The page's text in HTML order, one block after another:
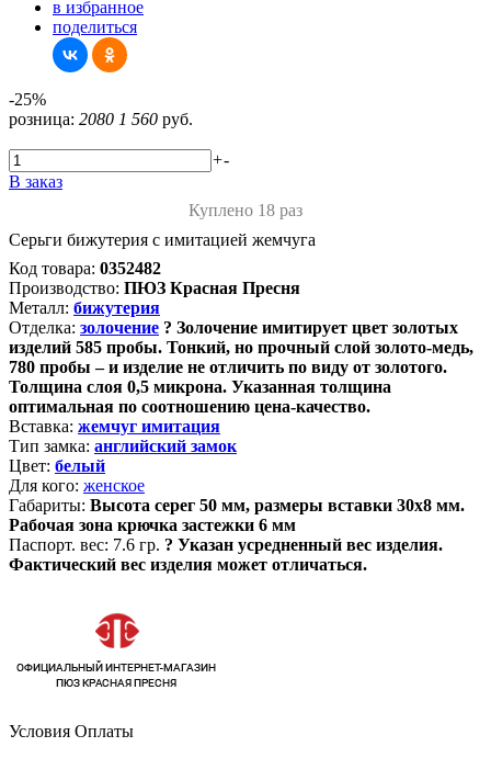
в избранное
поделиться
-25%
розница: 2080 1 560 руб.
+-
В заказ
Куплено 18 раз
Серьги бижутерия с имитацией жемчуга
Код товара: 0352482
Производство: ПЮЗ Красная Пресня
Металл: бижутерия
Отделка: золочение ? Золочение имитирует цвет золотых
изделий 585 пробы. Тонкий, но прочный слой золото-медь,
780 пробы – и изделие не отличить по виду от золотого.
Толщина слоя 0,5 микрона. Указанная толщина
оптимальная по соотношению цена-качество.
Вставка: жемчуг имитация
Тип замка: английский замок
Цвет: белый
Для кого: женское
Габариты: Высота серег 50 мм, размеры вставки 30х8 мм.
Рабочая зона крючка застежки 6 мм
Паспорт. вес: 7.6 гр. ? Указан усредненный вес изделия.
Фактический вес изделия может отличаться.
Условия Оплаты